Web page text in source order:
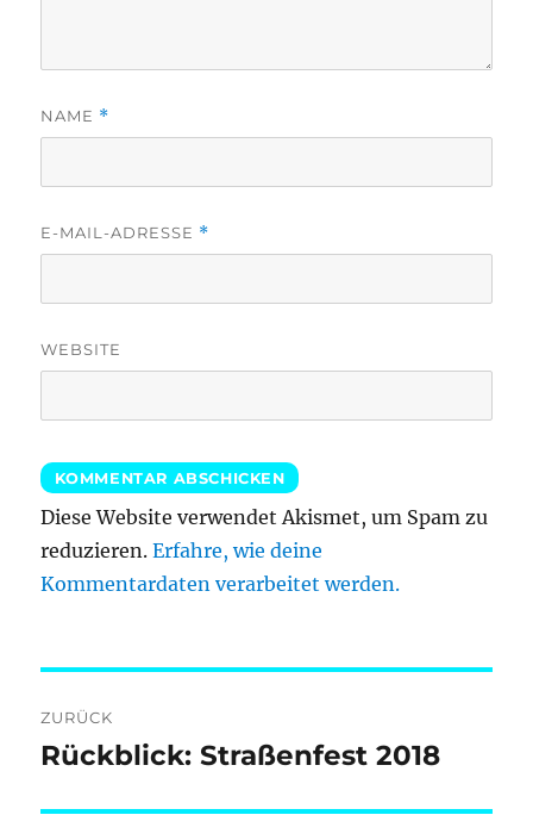
NAME *
E-MAIL-ADRESSE *
WEBSITE
Diese Website verwendet Akismet, um Spam zu
reduzieren.Erfahre, wie deine
Kommentardaten verarbeitet werden.
ZURÜCK
Vorheriger
Rückblick: Straßenfest 2018